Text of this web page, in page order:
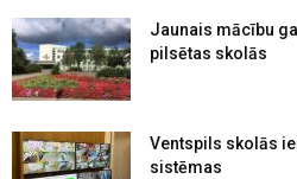
Jaunais mācību
pilsētas skolās
Ventspils skolās
sistēmas